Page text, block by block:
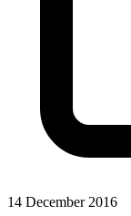
14 December 2016